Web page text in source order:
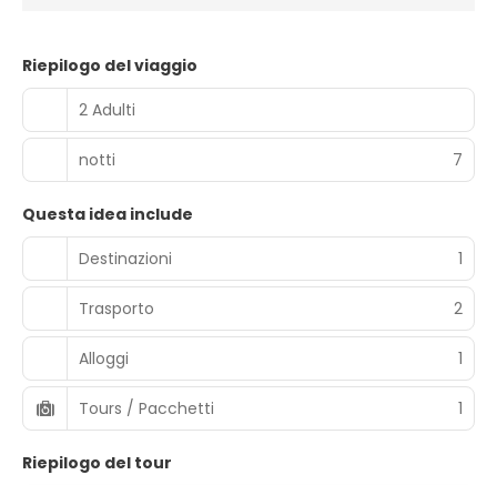
Riepilogo del viaggio
2 Adulti
notti 7
Questa idea include
Destinazioni
1
Trasporto 2
Alloggi 1
Tours / Pacchetti 1
Riepilogo del tour